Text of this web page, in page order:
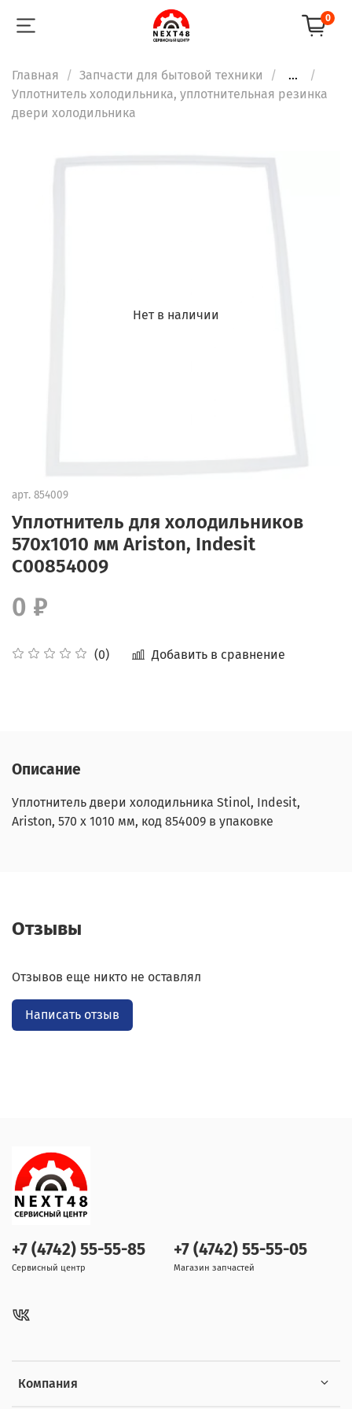
0
Главная Запчасти для бытовой техники
...
Уплотнитель холодильника, уплотнительная резинка
двери холодильника
Нет в наличии
арт. 854009
Уплотнитель для холодильников
570х1010 мм Ariston, Indesit
С00854009
(0) Добавить в сравнение
0 ₽
Описание
Уплотнитель двери холодильника Stinol, Indesit,
Ariston, 570 x 1010 мм, код 854009 в упаковке
Отзывы
Отзывов еще никто не оставлял
Написать отзыв
Компания
+7 (4742) 55-55-85
Сервисный центр
+7 (4742) 55-55-05
Магазин запчастей